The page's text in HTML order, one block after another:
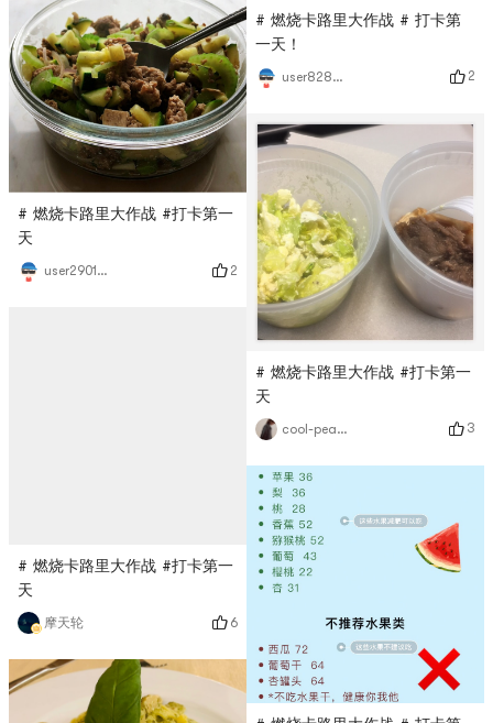
# 燃烧卡路里大作战 #打卡第一
天
user2901968043 2
# 燃烧卡路里大作战 #打卡第一
天
摩天轮 6
# 燃烧卡路里大作战 # 打卡第
一天！
user8283013483 2
# 燃烧卡路里大作战 #打卡第一
天
cool-peaches 3